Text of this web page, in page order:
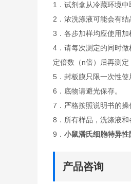
1．试剂盒从冷藏环境
2．浓洗涤液可能会有
3．各步加样均应使用
4．请每次测定的同时
定倍数（n倍）后再测
5．封板膜只限一次性使
6．底物请避光保存。
7．严格按照说明书的
8．所有样品，洗涤液和
9． 小鼠潘氏细胞特异
产品咨询